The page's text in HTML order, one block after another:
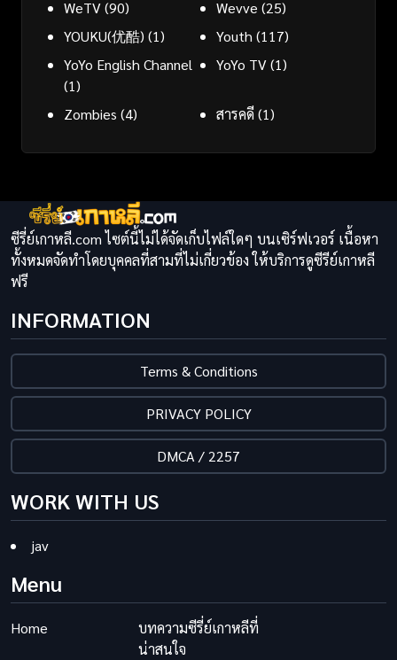
WeTV(90) Wevve (25)
YOUKU(优酷) (1) Youth (117)
YoYo English Channel
(1)
YoYo TV(1)
Zombies (4) สารคดี(1)
ซีรี่ย์เกาหลี.com ไซต์นี้ไม่ได้จัดเก็บไฟล์ใดๆ บนเซิร์ฟเวอร์ เนื้อหา
ทั้งหมดจัดทำโดยบุคคลที่สามที่ไม่เกี่ยวข้อง ให้บริการดูซีรีย์เกาหลี
ฟรี
INFORMATION
Terms & Conditions
PRIVACY POLICY
DMCA / 2257
WORK WITH US
jav
Menu
Home
บทความซีรี่ย์เกาหลีที่
น่าสนใจ